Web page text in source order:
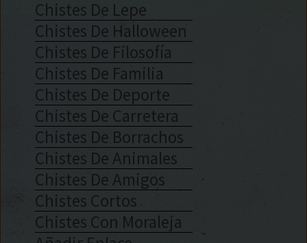
Chistes De Lepe
Chistes De Halloween
Chistes De Filosofía
Chistes De Familia
Chistes De Deporte
Chistes De Carretera
Chistes De Borrachos
Chistes De Animales
Chistes De Amigos
Chistes Cortos
Chistes Con Moraleja